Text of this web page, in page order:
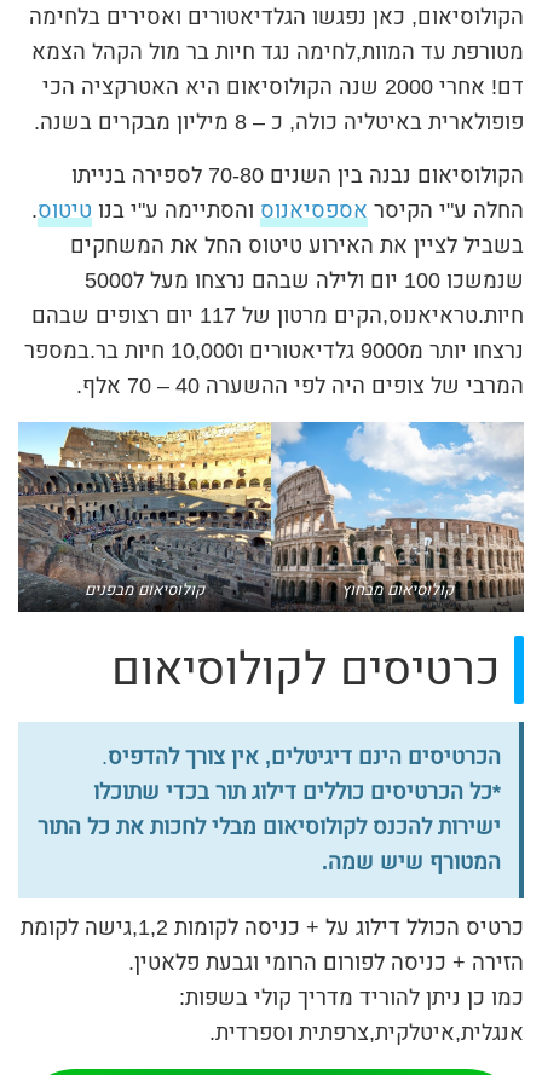
הקולוסיאום, כאן נפגשו הגלדיאטורים ואסירים בלחימה
מטורפת עד המוות,לחימה נגד חיות בר מול הקהל הצמא
דם! אחרי 2000 שנה הקולוסיאום היא האטרקציה הכי
פופולארית באיטליה כולה, כ – 8 מיליון מבקרים בשנה.
הקולוסיאום נבנה בין השנים 70-80 לספירה בנייתו
החלה ע"י הקיסראספסיאנוס והסתיימה ע"י בנו טיטוס.
בשביל לציין את האירוע טיטוס החל את המשחקים
שנמשכו 100 יום ולילה שבהם נרצחו מעל ל5000
חיות.טראיאנוס,הקים מרטון של 117 יום רצופים שבהם
נרצחו יותר מ9000 גלדיאטורים ו10,000 חיות בר.במספר
המרבי של צופים היה לפי ההשערה 40 – 70 אלף.
קולוסיאום מבחוץ קולוסיאום מבפנים
כרטיסים לקולוסיאום
הכרטיסים הינם דיגיטלים, אין צורך להדפיס.
*כל הכרטיסים כוללים דילוג תור בכדי שתוכלו
ישירות להכנס לקולוסיאום מבלי לחכות את כל התור
המטורף שיש שמה.
כרטיס הכולל דילוג על + כניסה לקומות 1,2,גישה לקומת
הזירה + כניסה לפורום הרומי וגבעת פלאטין.
כמו כן ניתן להוריד מדריך קולי בשפות:
אנגלית,איטלקית,צרפתית וספרדית.